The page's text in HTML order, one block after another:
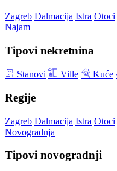
Zagreb Dalmacija Istra Otoci
Najam
Tipovi nekretnina
Stanovi Ville Kuće
Regije
Zagreb Dalmacija Istra Otoci
Novogradnja
Tipovi novogradnji